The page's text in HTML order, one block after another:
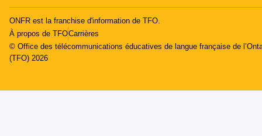
ONFR est la franchise d'information de TFO.
À propos de TFOCarrières
© Office des télécommunications éducatives de langue française de
(TFO) 2026